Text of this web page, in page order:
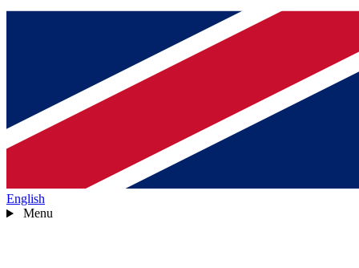
English
Menu